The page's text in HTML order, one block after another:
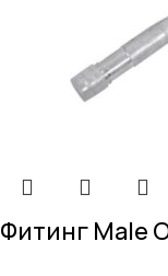
Фитинг Male